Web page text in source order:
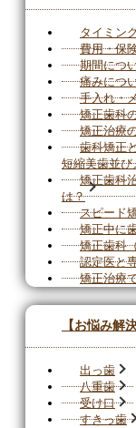
タイミン
費用・保
期間につ
痛みにつ
手入れ・
矯正歯科
矯正治療
歯科矯正
短縮美歯並び
矯正歯科
は？
スピード
矯正中に
矯正歯科
認定医と
矯正治療
【お悩み解
出っ歯
八重歯
受け口
すきっ歯